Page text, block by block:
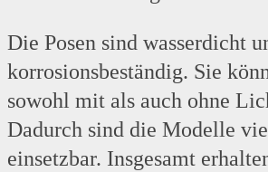
Die Posen sind wasserdicht
korrosionsbeständig. Sie
sowohl mit als auch ohne
Dadurch sind die Modelle
einsetzbar. Insgesamt